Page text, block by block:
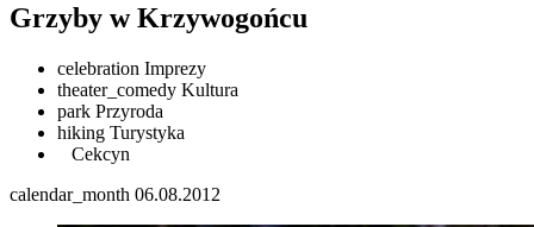
Grzyby w Krzywogońcu
celebration Imprezy
theater_comedy Kultura
park Przyroda
hiking Turystyka
Cekcyn
calendar_month 06.08.2012